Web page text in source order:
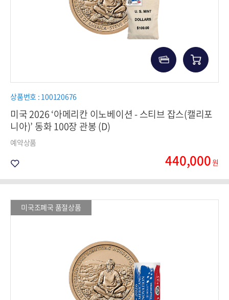
상품번호 : 100120676
미국 2026 ‘아메리칸 이노베이션 - 스티브 잡스(캘리포
니아)’ 동화 100장 관봉 (D)
예약상품
440,000원
미국조폐국 품절상품